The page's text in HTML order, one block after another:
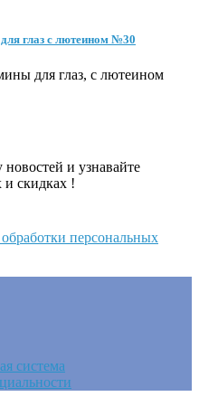
глаз с лютеином №30
для глаз, с лютеином
и узнавайте
и скидках !
персональных
система